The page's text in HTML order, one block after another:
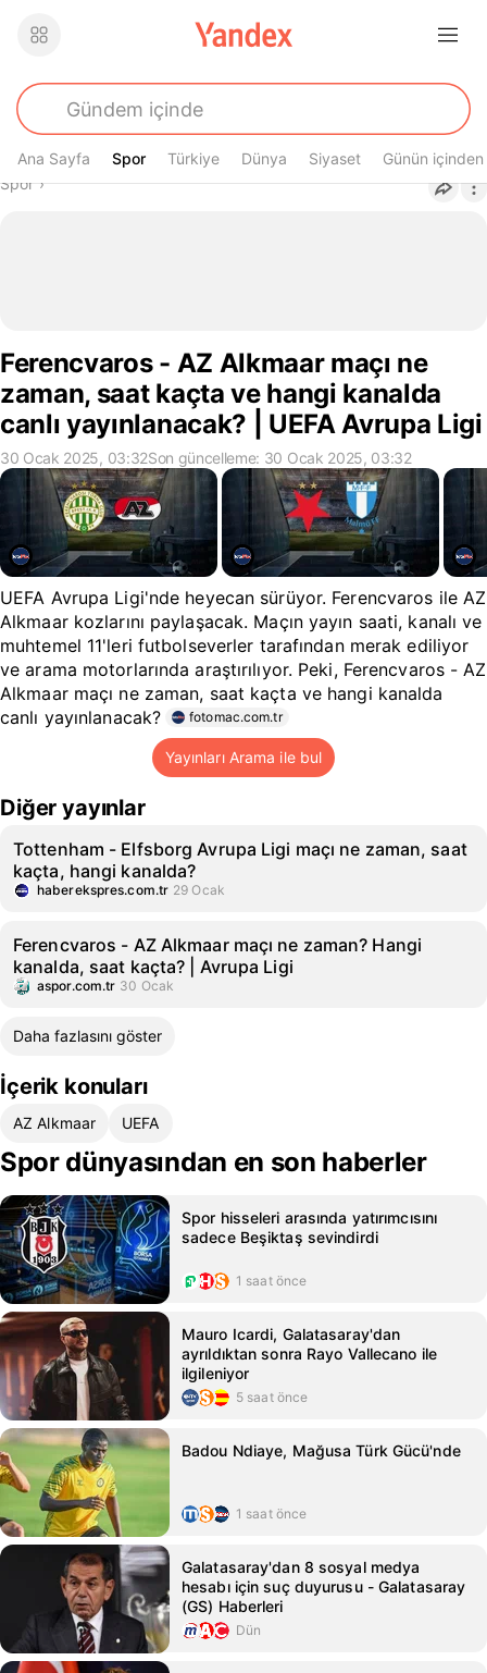
Ana Sayfa Spor
Spor Türkiye Dünya Siyaset Günün içinden
Buradasın
Spor›
Ferencvaros - AZ Alkmaar maçı ne
zaman, saat kaçta ve hangi kanalda
canlı yayınlanacak? | UEFA Avrupa Ligi
30 Ocak 2025, 03:32Son güncelleme: 30 Ocak 2025, 03:32
UEFA Avrupa Ligi'nde heyecan sürüyor. Ferencvaros ile AZ
Alkmaar kozlarını paylaşacak. Maçın yayın saati, kanalı ve
muhtemel 11'leri futbolseverler tarafından merak ediliyor
ve arama motorlarında araştırılıyor. Peki, Ferencvaros - AZ
Alkmaar maçı ne zaman, saat kaçta ve hangi kanalda
canlı yayınlanacak?
fotomac.com.tr
Yayınları Arama ile bul
Diğer yayınlar
Tottenham - Elfsborg Avrupa Ligi maçı ne zaman, saat
kaçta, hangi kanalda?
haberekspres.com.tr 29 Ocak
Ferencvaros - AZ Alkmaar maçı ne zaman? Hangi
kanalda, saat kaçta? | Avrupa Ligi
aspor.com.tr 30 Ocak
Daha fazlasını göster
İçerik konuları
AZ Alkmaar UEFA
Spor dünyasından en son haberler
Spor hisseleri arasında yatırımcısını
sadece Beşiktaş sevindirdi
1 saat önce
Mauro Icardi, Galatasaray'dan
ayrıldıktan sonra Rayo Vallecano ile
ilgileniyor
5 saat önce
Badou Ndiaye, Mağusa Türk Gücü'nde
1 saat önce
Galatasaray'dan 8 sosyal medya
hesabı için suç duyurusu - Galatasaray
(GS) Haberleri
Dün